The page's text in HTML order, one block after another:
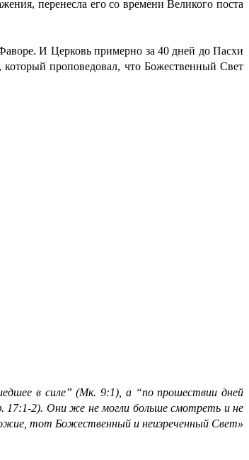
перенесла его со времени Великого поста
И Церковь примерно за 40 дней до Пасхи
который проповедовал, что Божественный Свет
в силе” (Мк. 9:1), а “по прошествии дней
17:1-2). Они же не могли больше смотреть и не
тот Божественный и неизреченный Свет»